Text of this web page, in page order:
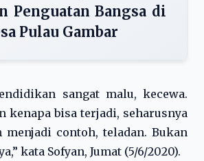
Penguatan Bangsa di
Pulau Gambar
sangat malu, kecewa.
kenapa bisa terjadi, seharusnya
contoh, teladan. Bukan
kata Sofyan, Jumat (5/6/2020).